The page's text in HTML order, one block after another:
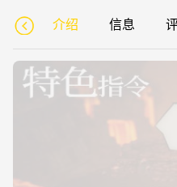
介绍 信息